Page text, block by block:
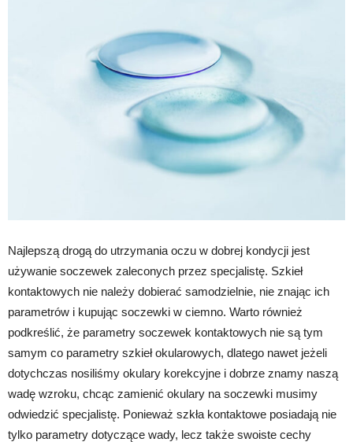
Najlepszą drogą do utrzymania oczu w dobrej kondycji jest
używanie soczewek zaleconych przez specjalistę. Szkieł
kontaktowych nie należy dobierać samodzielnie, nie znając ich
parametrów i kupując soczewki w ciemno. Warto również
podkreślić, że parametry soczewek kontaktowych nie są tym
samym co parametry szkieł okularowych, dlatego nawet jeżeli
dotychczas nosiliśmy okulary korekcyjne i dobrze znamy naszą
wadę wzroku, chcąc zamienić okulary na soczewki musimy
odwiedzić specjalistę. Ponieważ szkła kontaktowe posiadają nie
tylko parametry dotyczące wady, lecz także swoiste cechy